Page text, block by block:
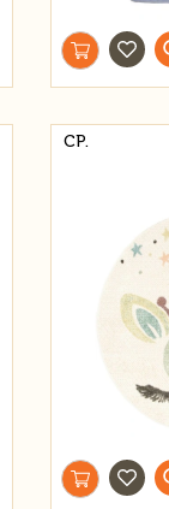
СР.